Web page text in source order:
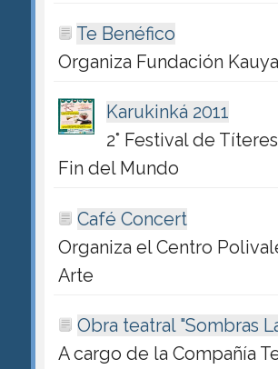
Te Benéfico
Organiza Fundación
Karukinká 2011
2° Festival de
Fin del Mundo
Café Concert
Organiza el Centro
Arte
Obra teatral "Sombras
A cargo de la Compañía